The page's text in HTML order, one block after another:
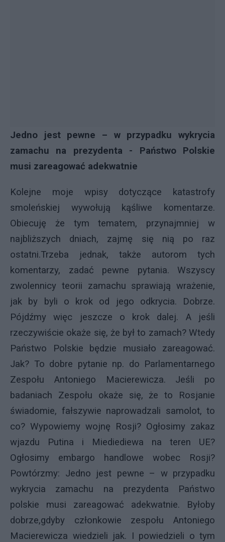
Jedno jest pewne – w przypadku wykrycia
zamachu na prezydenta - Państwo Polskie
musi zareagować adekwatnie
Kolejne moje wpisy dotyczące katastrofy
smoleńskiej wywołują kąśliwe komentarze.
Obiecuję że tym tematem, przynajmniej w
najbliższych dniach, zajmę się nią po raz
ostatni.Trzeba jednak, także autorom tych
komentarzy, zadać pewne pytania. Wszyscy
zwolennicy teorii zamachu sprawiają wrażenie,
jak by byli o krok od jego odkrycia. Dobrze.
Pójdźmy więc jeszcze o krok dalej. A jeśli
rzeczywiście okaże się, że był to zamach? Wtedy
Państwo Polskie będzie musiało zareagować.
Jak? To dobre pytanie np. do Parlamentarnego
Zespołu Antoniego Macierewicza. Jeśli po
badaniach Zespołu okaże się, że to Rosjanie
świadomie, fałszywie naprowadzali samolot, to
co? Wypowiemy wojnę Rosji? Ogłosimy zakaz
wjazdu Putina i Miediediewa na teren UE?
Ogłosimy embargo handlowe wobec Rosji?
Powtórzmy: Jedno jest pewne – w przypadku
wykrycia zamachu na prezydenta Państwo
polskie musi zareagować adekwatnie. Byłoby
dobrze,gdyby członkowie zespołu Antoniego
Macierewicza wiedzieli jak. I powiedzieli o tym